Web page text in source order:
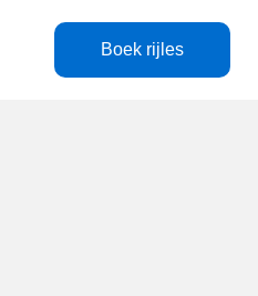
Boek rijles